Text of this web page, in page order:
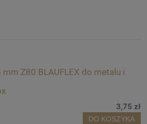
Z80 BLAUFLEX do metalu i
3,75 zł
DO KOSZYKA